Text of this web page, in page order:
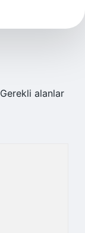
Gerekli alanlar